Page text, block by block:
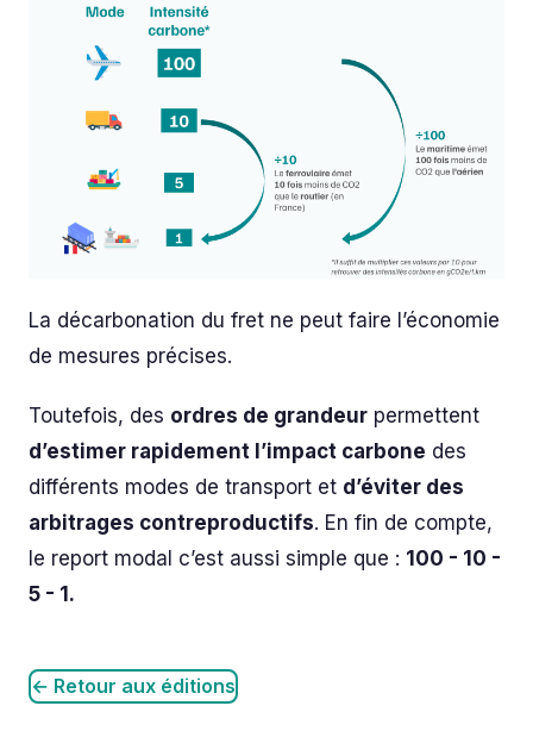
La décarbonation du fret ne peut faire l’économie
de mesures précises.
Toutefois, des ordres de grandeur permettent
d’estimer rapidement l’impact carbone des
différents modes de transport et d’éviter des
arbitrages contreproductifs. En fin de compte,
le report modal c’est aussi simple que : 100 - 10 -
5 - 1.
← Retour aux éditions